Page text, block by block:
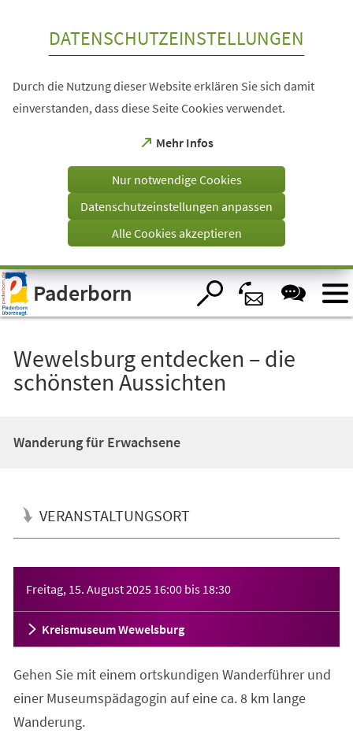
Visuelle
Assistenzsoftware
öffnen.
DATENSCHUTZEINSTELLUNGEN
Durch die Nutzung dieser Website erklären Sie sich damit
einverstanden, dass diese Seite Cookies verwendet.
Mehr Infos
(Öffnet
einem
Tab)
Nur notwendige Cookies
Datenschutzeinstellungen anpassen
Alle Cookies akzeptieren
Paderborn
Wewelsburg entdecken – die
schönsten Aussichten
Wanderung für Erwachsene
VERANSTALTUNGSORT
Freitag, 15. August 2025 16:00 bis 18:30
Kreismuseum Wewelsburg
Gehen Sie mit einem ortskundigen Wanderführer und
einer Museumspädagogin auf eine ca. 8 km lange
Wanderung.